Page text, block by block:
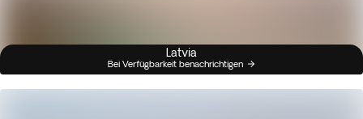
Latvia
Bei Verfügbarkeit benachrichtigen